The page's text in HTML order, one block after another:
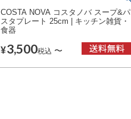
COSTA NOVA コスタノバ スープ&パ
スタプレート 25cm | キッチン雑貨・
食器
¥3,500税込 〜